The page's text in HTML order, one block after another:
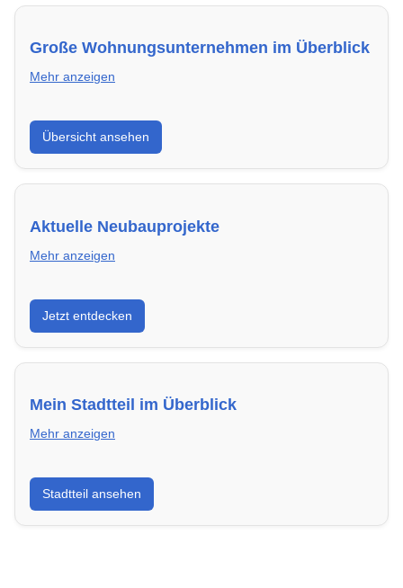
Große Wohnungsunternehmen im Überblick
Mehr anzeigen
Hier findest du die wichtigsten Anbieter in Wetzlar –
von Genossenschaften bis zu privaten Vermietern.
Übersicht ansehen
Aktuelle Neubauprojekte
Mehr anzeigen
Entdecke Neubauprojekte in Wetzlar – modern,
energieeffizient und sofort bezugsfertig.
Jetzt entdecken
Mein Stadtteil im Überblick
Mehr anzeigen
Erfahre mehr über deinen Stadtteil in Wetzlar:
Lebensqualität, Verkehrsanbindung, Schulen,
Stadtteil ansehen